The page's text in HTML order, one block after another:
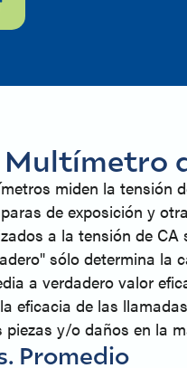
Multímetro
miden la tensión
de exposición y
a la tensión de
sólo determina
a verdadero valor
eficacia de las
y/o daños en la
Promedio